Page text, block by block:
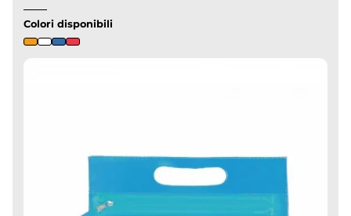
Colori disponibili